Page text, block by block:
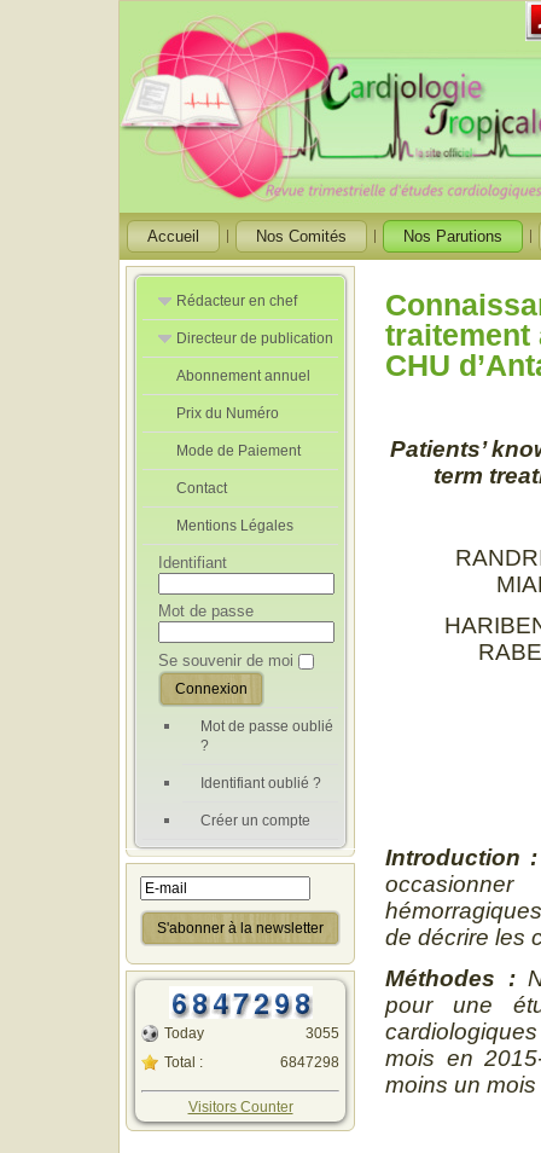
Accueil Nos Comités Nos Parutions
Rédacteur en chef
Rédacteurs en
Chef Adjoint
Directeur de publication
Directeur de
publication
adjoint
Abonnement annuel
Prix du Numéro
Mode de Paiement
Contact
Mentions Légales
Identifiant
Mot de passe
Se souvenir de moi
Mot de passe oublié
?
Identifiant oublié ?
Créer un compte
Today
Total :
3055
6847298
Visitors Counter
traitement
CHU
Patients’
term
Introduction
occasionner
de décrire les
Méthodes :
pour une
mois en
moins un